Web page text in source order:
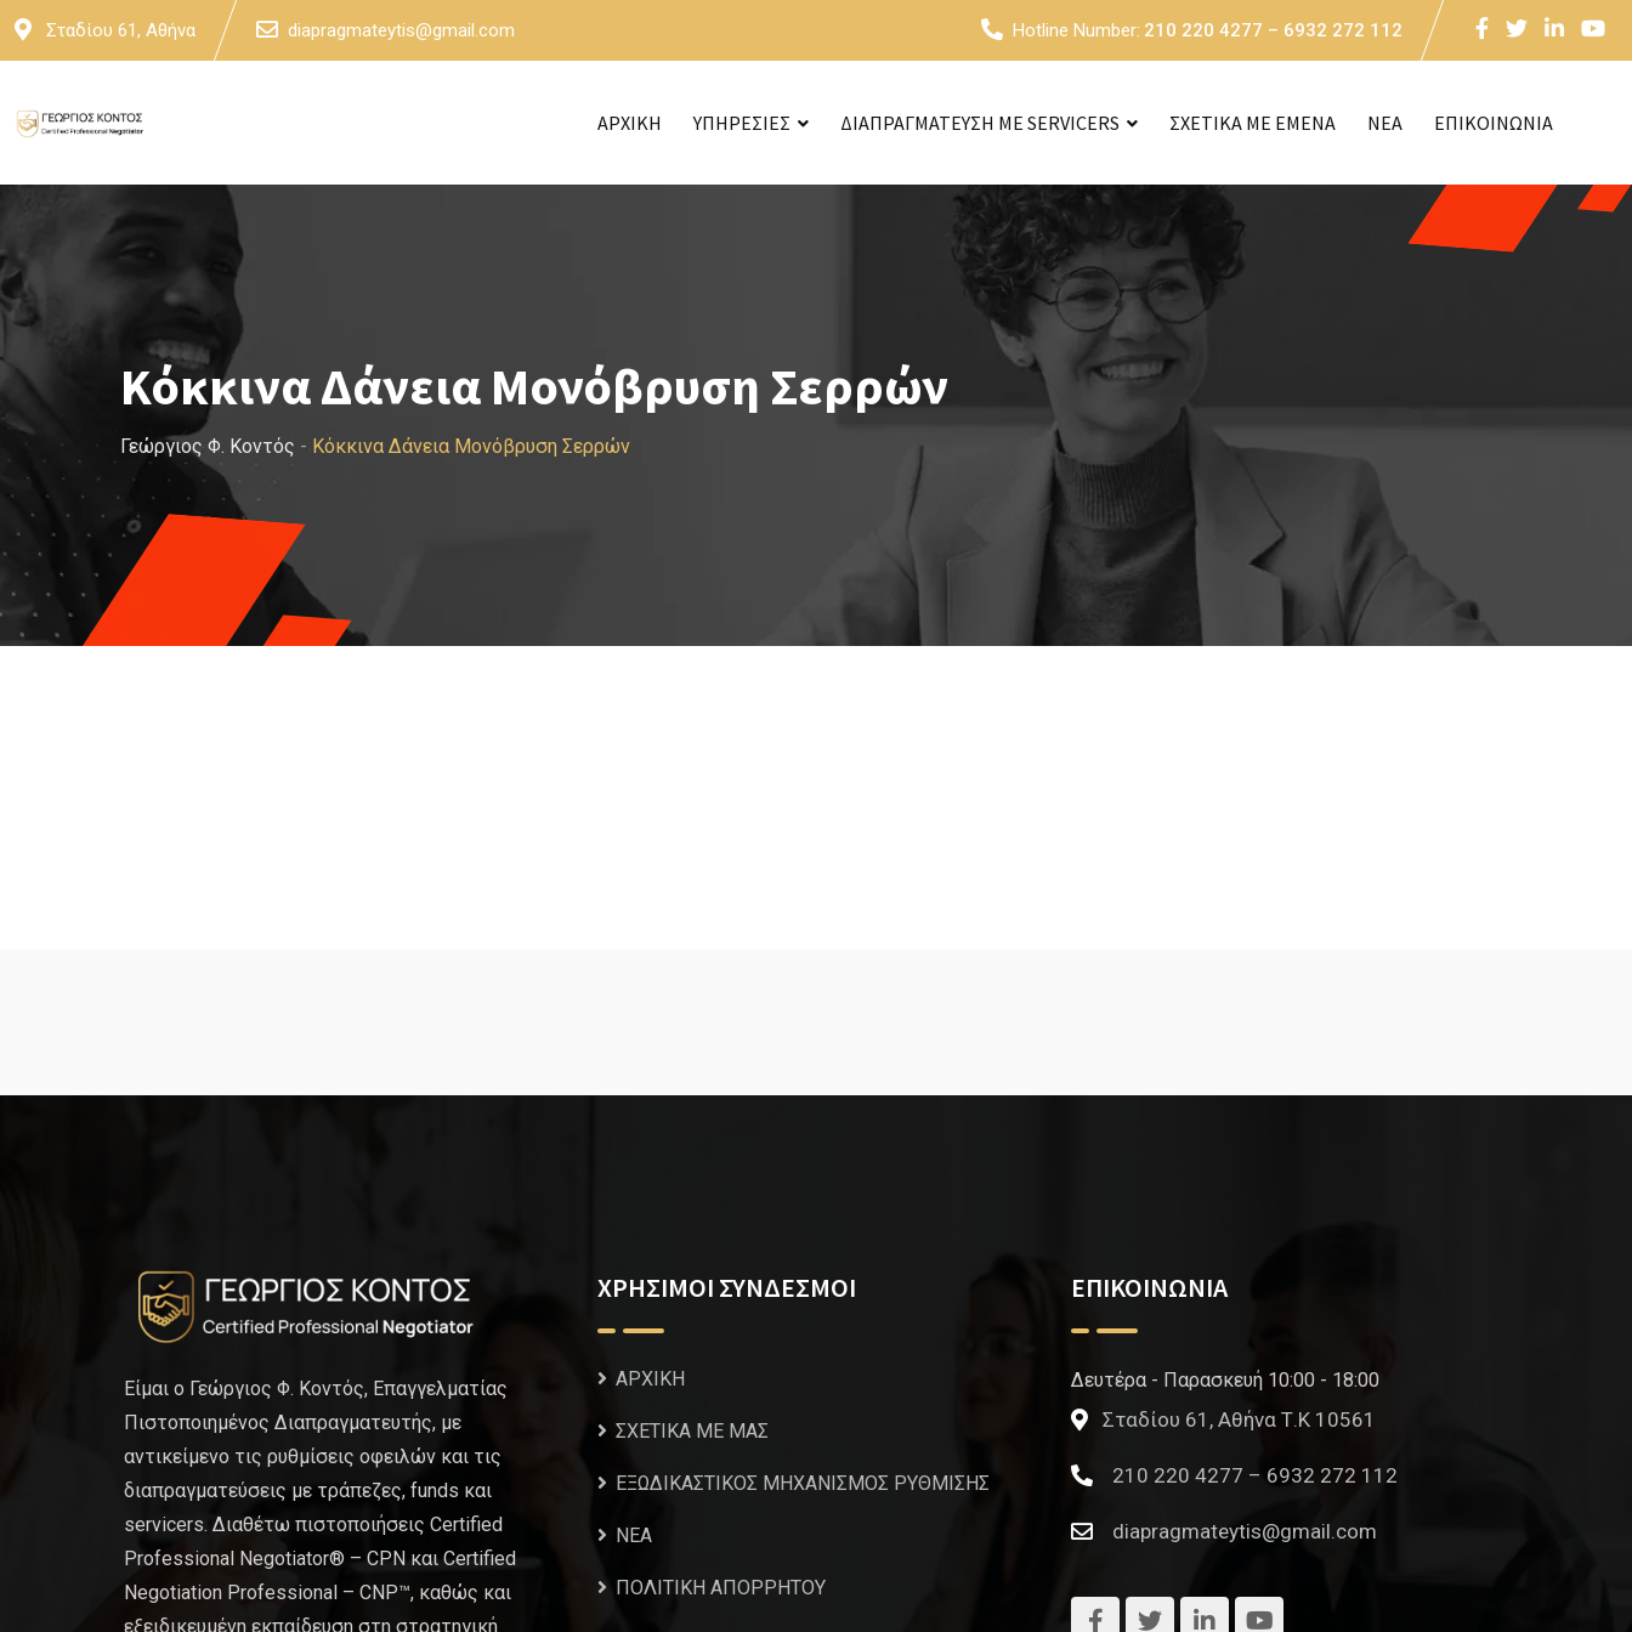
Skip
Σταδίου 61, Αθήνα diapragmateytis@gmail.com Hotline Number: 210 220 4277 – 6932 272 112
ΑΡΧΙΚΗ ΥΠΗΡΕΣΙΕΣ ΔΙΑΠΡΑΓΜΑΤΕΥΣΗ ΜΕ SERVICERS ΣΧΕΤΙΚΑ ΜΕ ΕΜΕΝΑ NEA ΕΠΙΚΟΙΝΩΝΙΑ
Κόκκινα Δάνεια Μονόβρυση Σερρών
Γεώργιος Φ. Κοντός - Κόκκινα Δάνεια Μονόβρυση Σερρών
Είμαι ο Γεώργιος Φ. Κοντός, Επαγγελματίας
Πιστοποιημένος Διαπραγματευτής, με
αντικείμενο τις ρυθμίσεις οφειλών και τις
διαπραγματεύσεις με τράπεζες, funds και
servicers. Διαθέτω πιστοποιήσεις Certified
Professional Negotiator® – CPN και Certified
Negotiation Professional – CNP™, καθώς και
εξειδικευμένη εκπαίδευση στη στρατηγική
ΧΡΗΣΙΜΟΙ ΣΥΝΔΕΣΜΟΙ
ΑΡΧΙΚΗ
ΣΧΕΤΙΚΑ ΜΕ ΜΑΣ
ΕΞΩΔΙΚΑΣΤΙΚΟΣ ΜΗΧΑΝΙΣΜΟΣ ΡΥΘΜΙΣΗΣ
NEA
ΠΟΛΙΤΙΚΗ ΑΠΟΡΡΗΤΟΥ
ΕΠΙΚΟΙΝΩΝΙΑ
Δευτέρα - Παρασκευή 10:00 - 18:00
Σταδίου 61, Αθήνα Τ.Κ 10561
210 220 4277 – 6932 272 112
diapragmateytis@gmail.com